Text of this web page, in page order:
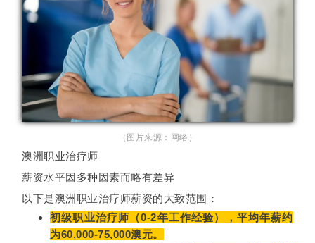
（图片来源：网络）
澳洲职业治疗师
薪资水平因多种因素而略有差异
以下是澳洲职业治疗师薪资的大致范围：
初级职业治疗师（0-2年工作经验），平均年薪约
为60,000-75,000澳元。